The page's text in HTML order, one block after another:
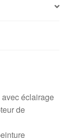
éclairage
de